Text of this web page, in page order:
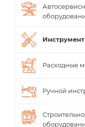
Инструмент
Расходные
Ручной